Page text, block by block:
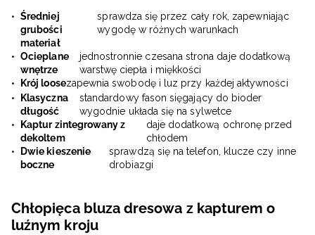
Średniej
grubości
materiał
sprawdza się przez cały rok, zapewniając
wygodę w różnych warunkach
Ocieplane
wnętrze
jednostronnie czesana strona daje dodatkową
warstwę ciepła i miękkości
Krój loosezapewnia swobodę i luz przy każdej aktywności
Klasyczna
długość
standardowy fason sięgający do bioder
wygodnie układa się na sylwetce
Kaptur zintegrowany z
dekoltem
daje dodatkową ochronę przed
chłodem
Dwie kieszenie
boczne
sprawdzą się na telefon, klucze czy inne
drobiazgi
Chłopięca bluza dresowa z kapturem o
luźnym kroju